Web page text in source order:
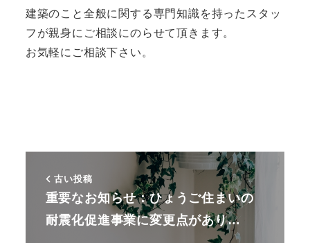
建築のこと全般に関する専門知識を持ったスタッ
フが親身にご相談にのらせて頂きます。
お気軽にご相談下さい。
古い投稿
重要なお知らせ：ひょうご住まいの
耐震化促進事業に変更点があり…